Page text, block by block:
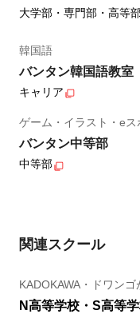
大学部・専門部・高等
韓国語
バンタン韓国語教室
キャリア
ゲーム・イラスト・eス
バンタン中等部
中等部
関連スクール
KADOKAWA・ドワン
N高等学校・S高等